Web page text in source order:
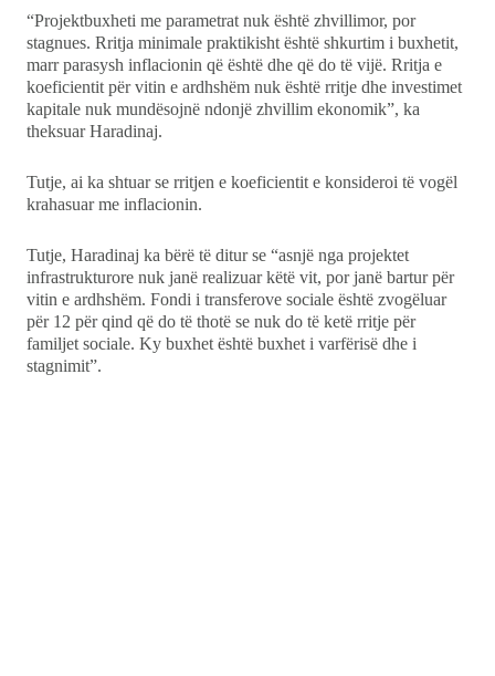
“Projektbuxheti me parametrat nuk është zhvillimor, por
stagnues. Rritja minimale praktikisht është shkurtim i buxhetit,
marr parasysh inflacionin që është dhe që do të vijë. Rritja e
koeficientit për vitin e ardhshëm nuk është rritje dhe investimet
kapitale nuk mundësojnë ndonjë zhvillim ekonomik”, ka
theksuar Haradinaj.
Tutje, ai ka shtuar se rritjen e koeficientit e konsideroi të vogël
krahasuar me inflacionin.
Tutje, Haradinaj ka bërë të ditur se “asnjë nga projektet
infrastrukturore nuk janë realizuar këtë vit, por janë bartur për
vitin e ardhshëm. Fondi i transferove sociale është zvogëluar
për 12 për qind që do të thotë se nuk do të ketë rritje për
familjet sociale. Ky buxhet është buxhet i varfërisë dhe i
stagnimit”.